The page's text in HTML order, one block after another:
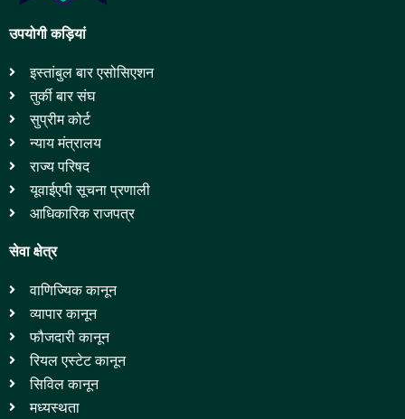
उपयोगी कड़ियां
इस्तांबुल बार एसोसिएशन
तुर्की बार संघ
सुप्रीम कोर्ट
न्याय मंत्रालय
राज्य परिषद
यूवाईएपी सूचना प्रणाली
आधिकारिक राजपत्र
सेवा क्षेत्र
वाणिज्यिक कानून
व्यापार कानून
फौजदारी कानून
रियल एस्टेट कानून
सिविल कानून
मध्यस्थता